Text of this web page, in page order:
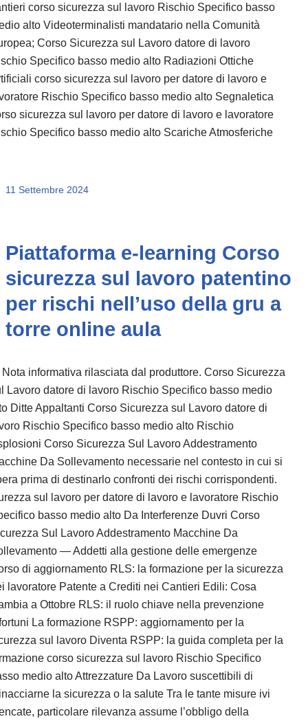
corso sicurezza sul lavoro Rischio Specifico basso
alto Videoterminalisti mandatario nella Comunità
Corso Sicurezza sul Lavoro datore di lavoro
Specifico basso medio alto Radiazioni Ottiche
corso sicurezza sul lavoro per datore di lavoro e
Rischio Specifico basso medio alto Segnaletica
sicurezza sul lavoro per datore di lavoro e lavoratore
Specifico basso medio alto Scariche Atmosferiche
11 Settembre 2024
Piattaforma e-learning Corso
sicurezza sul lavoro patentino
per rischi nell’uso della gru a
torre online aula
Nota informativa rilasciata dal produttore. Corso Sicurezza
Lavoro datore di lavoro Rischio Specifico basso medio
Ditte Appaltanti Corso Sicurezza sul Lavoro datore di
Rischio Specifico basso medio alto Rischio
Corso Sicurezza Sul Lavoro Addestramento
Da Sollevamento necessarie nel contesto in cui si
prima di destinarlo confronti dei rischi corrispondenti.
sul lavoro per datore di lavoro e lavoratore Rischio
basso medio alto Da Interferenze Duvri Corso
Sul Lavoro Addestramento Macchine Da
— Addetti alla gestione delle emergenze
di aggiornamento RLS: la formazione per la sicurezza
lavoratore Patente a Crediti nei Cantieri Edili: Cosa
a Ottobre RLS: il ruolo chiave nella prevenzione
La formazione RSPP: aggiornamento per la
sul lavoro Diventa RSPP: la guida completa per la
corso sicurezza sul lavoro Rischio Specifico
medio alto Attrezzature Da Lavoro suscettibili di
la sicurezza o la salute Tra le tante misure ivi
particolare rilevanza assume l’obbligo della